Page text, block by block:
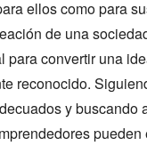
ellos como para
de una
para convertir una
reconocido.
y buscando
pueden